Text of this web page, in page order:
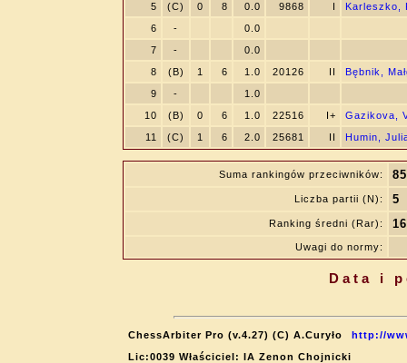
5
(C) 0 8 0.0 9868 I
Karleszko,
6
-
0.0
7
-
0.0
8
(B) 1 6 1.0 20126 II
Bębnik,
9
-
1.0
10
(B) 0 6 1.0 22516 I+
Gazikova,
11
(C) 1 6 2.0 25681 II Humin,
Suma rankingów przeciwników:
Liczba partii (N): 5
Ranking średni (Rar):
Uwagi do normy:
Data i
ChessArbiter Pro (v.4.27) (C) A.Curyło
http://
Lic:0039 Właściciel: IA Zenon Chojnicki